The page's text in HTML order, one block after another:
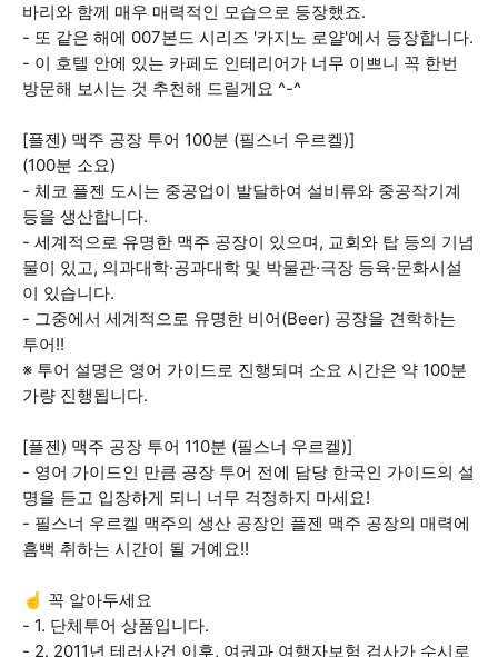
바리와 함께 매우 매력적인 모습으로 등장했죠.
- 또 같은 해에 007본드 시리즈 '카지노 로얄'에서 등장합니다.
- 이 호텔 안에 있는 카페도 인테리어가 너무 이쁘니 꼭 한번
방문해 보시는 것 추천해 드릴게요 ^-^
[플젠) 맥주 공장 투어 100분 (필스너 우르켈)]
(100분 소요)
- 체코 플젠 도시는 중공업이 발달하여 설비류와 중공작기계
등을 생산합니다.
- 세계적으로 유명한 맥주 공장이 있으며, 교회와 탑 등의 기념
물이 있고, 의과대학·공과대학 및 박물관·극장 등육·문화시설
이 있습니다.
- 그중에서 세계적으로 유명한 비어(Beer) 공장을 견학하는
투어!!
※ 투어 설명은 영어 가이드로 진행되며 소요 시간은 약 100분
가량 진행됩니다.
[플젠) 맥주 공장 투어 110분 (필스너 우르켈)]
- 영어 가이드인 만큼 공장 투어 전에 담당 한국인 가이드의 설
명을 듣고 입장하게 되니 너무 걱정하지 마세요!
- 필스너 우르켈 맥주의 생산 공장인 플젠 맥주 공장의 매력에
흠뻑 취하는 시간이 될 거예요!!
☝️ 꼭 알아두세요
- 1. 단체투어 상품입니다.
- 2. 2011년 테러사건 이후, 여권과 여행자보험 검사가 수시로